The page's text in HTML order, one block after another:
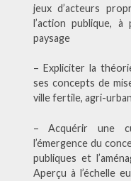
jeux d’acteurs
l’action publique,
paysage
– Expliciter la
ses concepts de
ville fertile, agri-
– Acquérir une
l’émergence du
publiques et
Aperçu à l’échelle